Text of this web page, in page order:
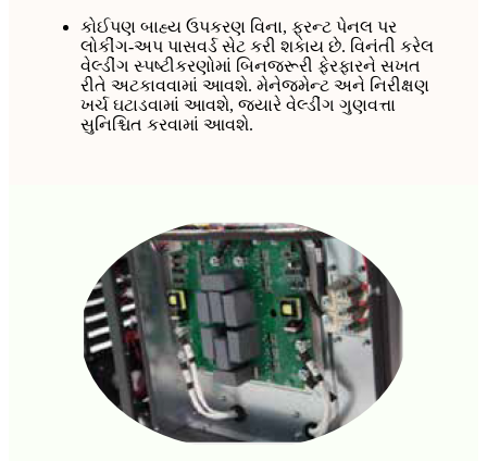
કોઈપણ બાહ્ય ઉપકરણ વિના, ફ્રન્ટ પેનલ પર
લોકીંગ-અપ પાસવર્ડ સેટ કરી શકાય છે. વિનંતી કરેલ
વેલ્ડીંગ સ્પષ્ટીકરણોમાં બિનજરૂરી ફેરફારને સખત
રીતે અટકાવવામાં આવશે. મેનેજમેન્ટ અને નિરીક્ષણ
ખર્ચ ઘટાડવામાં આવશે, જ્યારે વેલ્ડીંગ ગુણવત્તા
સુનિશ્ચિત કરવામાં આવશે.